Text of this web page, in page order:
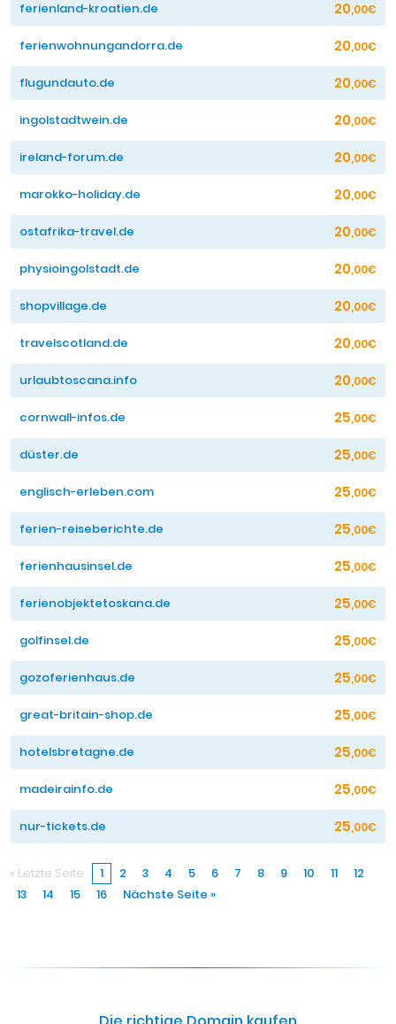
ferienland-kroatien.de 20,00€
ferienwohnungandorra.de 20,00€
flugundauto.de 20,00€
ingolstadtwein.de 20,00€
ireland-forum.de 20,00€
marokko-holiday.de 20,00€
ostafrika-travel.de 20,00€
physioingolstadt.de 20,00€
shopvillage.de 20,00€
travelscotland.de 20,00€
urlaubtoscana.info 20,00€
cornwall-infos.de 25,00€
düster.de 25,00€
englisch-erleben.com 25,00€
ferien-reiseberichte.de 25,00€
ferienhausinsel.de 25,00€
ferienobjektetoskana.de 25,00€
golfinsel.de 25,00€
gozoferienhaus.de 25,00€
great-britain-shop.de 25,00€
hotelsbretagne.de 25,00€
madeirainfo.de 25,00€
nur-tickets.de 25,00€
« Letzte Seite 1 2 3 4 5 6 7 8 9 10 11
12
13
14 15 16 Nächste Seite »